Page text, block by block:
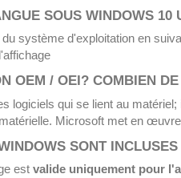
SOUS WINDOWS 10
système d'exploitation en
OEM / OEI? COMBIEN
logiciels qui se lient au matériel;
Microsoft met en
SONT
est valide uniquement pour